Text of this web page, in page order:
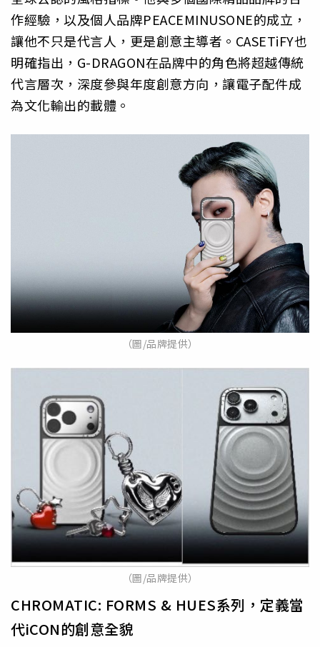
作經驗，以及個人品牌PEACEMINUSONE的成立，
讓他不只是代言人，更是創意主導者。CASETiFY也
明確指出，G-DRAGON在品牌中的角色將超越傳統
代言層次，深度參與年度創意方向，讓電子配件成
為文化輸出的載體。
（圖/品牌提供）
（圖/品牌提供）
CHROMATIC: FORMS & HUES系列，定義當
代iCON的創意全貌